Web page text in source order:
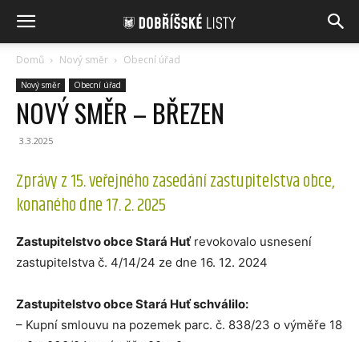
Domů Nový směr Obecní úřad
Nový směr Obecní úřad
NOVÝ SMĚR – BŘEZEN
3.3.2025
Zprávy z 15. veřejného zasedání zastupitelstva obce,
konaného dne 17. 2. 2025
Zastupitelstvo obce Stará Huťrevokovalo usnesení
zastupitelstva č. 4/14/24 ze dne 16. 12. 2024
Zastupitelstvo obce Stará Huť schválilo:
– Kupní smlouvu na pozemek parc. č. 838/23 o výměře 18